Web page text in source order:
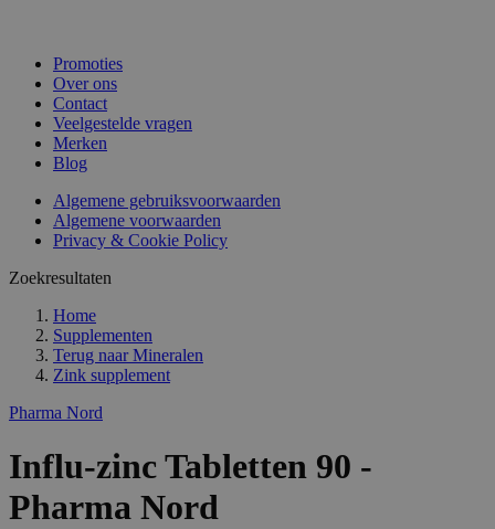
Promoties
Over ons
Contact
Veelgestelde vragen
Merken
Blog
Algemene gebruiksvoorwaarden
Algemene voorwaarden
Privacy & Cookie Policy
Zoekresultaten
Home
Supplementen
Terug naar Mineralen
Zink supplement
Pharma Nord
Influ-zinc Tabletten 90 -
Pharma Nord